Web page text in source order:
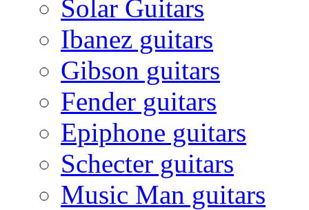
Solar Guitars
Ibanez guitars
Gibson guitars
Fender guitars
Epiphone guitars
Schecter guitars
Music Man guitars